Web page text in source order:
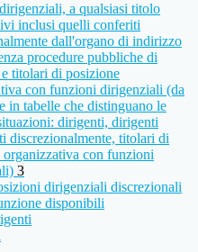
a qualsiasi titolo
inclusi quelli conferiti
dall'organo di indirizzo
procedure pubbliche di
e titolari di posizione
con funzioni dirigenziali (da
in tabelle che distinguano le
dirigenti, dirigenti
discrezionalmente, titolari di
organizzativa con funzioni
3
dirigenziali discrezionali
disponibili